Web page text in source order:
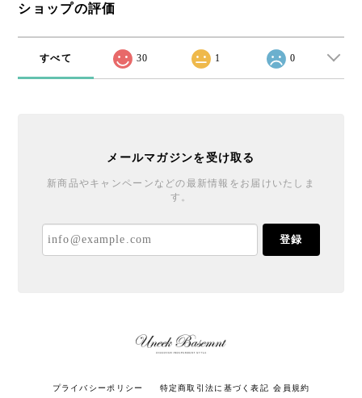
ショップの評価
すべて 30 1 0
メールマガジンを受け取る
新商品やキャンペーンなどの最新情報をお届けいたしま
す。
登録
プライバシーポリシー 特定商取引法に基づく表記 会員規約